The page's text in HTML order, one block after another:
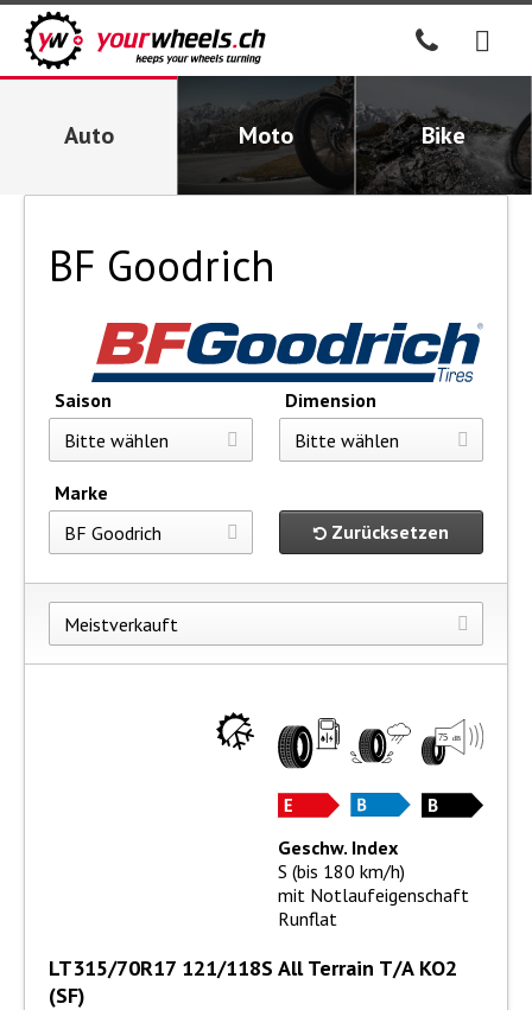
Auto Moto Bike
BF Goodrich
Saison Dimension
Marke
Zurücksetzen
LT315/70R17 121/118S All Terrain T/A KO2
(SF)
Geschw. Index
S (bis 180 km/h)
mit Notlaufeigenschaft
Runflat